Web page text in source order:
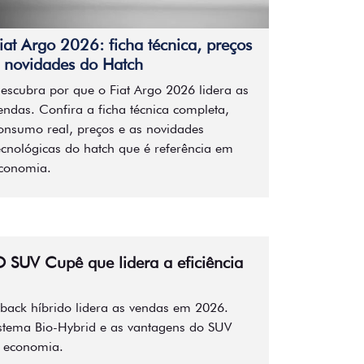
Argo 2026: ficha técnica, preços
novidades do Hatch
por que o Fiat Argo 2026 lidera as
Confira a ficha técnica completa,
real, preços e as novidades
do hatch que é referência em
SUV Cupê que lidera a eficiência
híbrido lidera as vendas em 2026.
Bio-Hybrid e as vantagens do SUV